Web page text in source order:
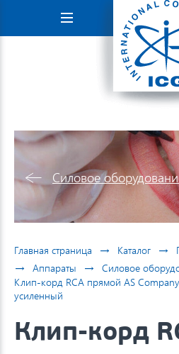
Навигация
Силовое
Главная страница → Каталог →
→ Аппараты → Силовое
Клип-корд RCA прямой AS
усиленный
Клип-корд